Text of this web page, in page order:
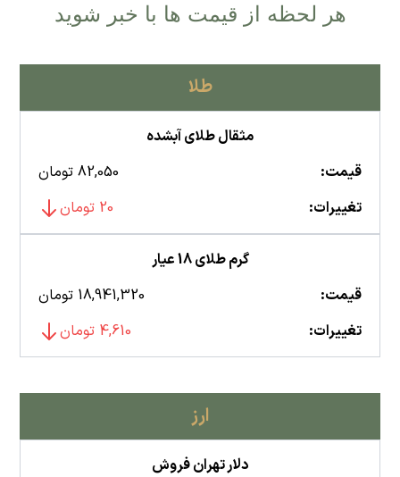
هر لحظه از قیمت ها با خبر شوید
طلا
مثقال طلای آبشده
قیمت:
82,050 تومان
تغییرات:
20 تومان
گرم طلای 18 عیار
قیمت:
18,941,320 تومان
تغییرات:
4,610 تومان
ارز
دلار تهران فروش